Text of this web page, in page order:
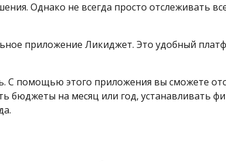
Однако не всегда просто отслеживать
приложение Ликиджет. Это удобный
С помощью этого приложения вы сможете
бюджеты на месяц или год, устанавливать